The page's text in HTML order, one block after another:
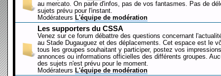
au mercato. On parle d'infos, pas de vos fantasmes. Pas de
sujets prévu pour l'instant.
Modérateurs L'équipe de modération
Les supporters du CSSA
Venez sur ce forum débattre des questions concernant
au Stade Dugauguez et des déplacements. Cet espace est le
tous les groupes souhaitant y participer, postez vos
annonces ou informations officielles des différents groupes.
des sujets n'est prévu pour le moment.
Modérateurs L'équipe de modération